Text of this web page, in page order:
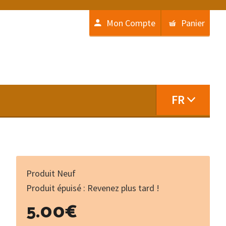
Mon Compte Panier
FR
Produit Neuf
Produit épuisé : Revenez plus tard !
5.00€